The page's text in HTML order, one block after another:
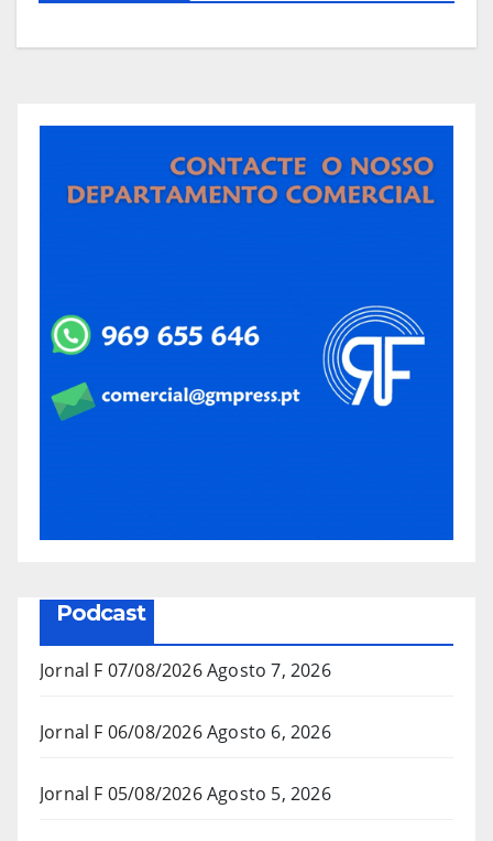
Podcast
Jornal F 07/08/2026Agosto 7, 2026
Jornal F 06/08/2026Agosto 6, 2026
Jornal F 05/08/2026Agosto 5, 2026